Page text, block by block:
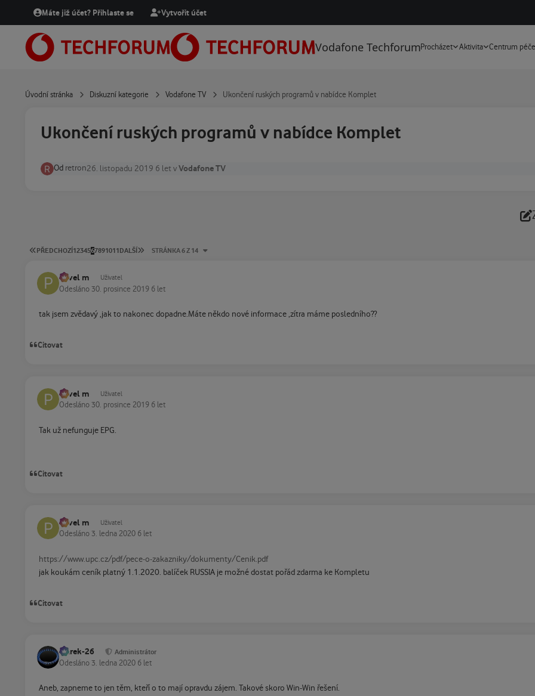
Přejít na obsah
Máte již účet? Přihlaste se Vytvořit účet
Vodafone TechforumProcházet Aktivita Centrum péče
Úvodní stránka Diskuzní kategorie Vodafone TV Ukončení ruských programů v nabídce Komplet
Ukončení ruských programů v nabídce Komplet
Od retron26. listopadu 2019 6 let vVodafone TV
PRVNÍ STRÁNKA
PŘEDCHOZÍ1234567891011DALŠÍ POSLEDNÍ STRÁNKA
STRÁNKA 6 Z 14
Pavel m Uživatel
Odesláno 30. prosince 2019 6 let
tak jsem zvědavý ,jak to nakonec dopadne.Máte někdo nové informace ,zítra máme posledního??
Citovat
Pavel m Uživatel
Odesláno 30. prosince 2019 6 let
Tak už nefunguje EPG.
Citovat
Pavel m Uživatel
Odesláno 3. ledna 2020 6 let
https://www.upc.cz/pdf/pece-o-zakazniky/dokumenty/Cenik.pdf
jak koukám ceník platný 1.1.2020. balíček RUSSIA je možné dostat pořád zdarma ke Kompletu
Citovat
Marek-26 Administrátor
Odesláno 3. ledna 2020 6 let
Aneb, zapneme to jen těm, kteří o to mají opravdu zájem. Takové skoro Win-Win řešení.